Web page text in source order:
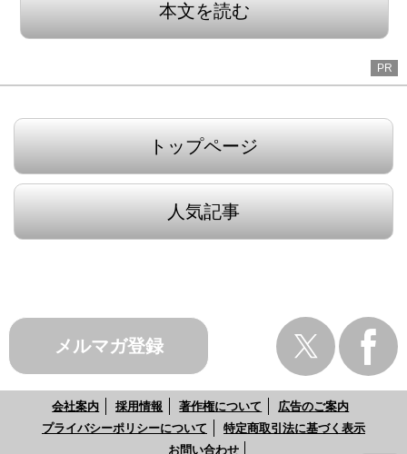
本文を読む
PR
トップページ
人気記事
メルマガ登録
会社案内 採用情報 著作権について
広告のご案内
プライバシーポリシーについて
特定商取引法に基づく表示
お問い合わせ